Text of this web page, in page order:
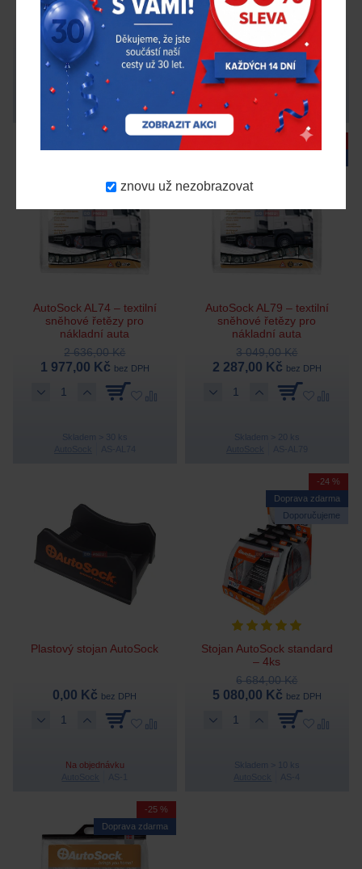
znovu už nezobrazovat
AutoSock
2 801,00 Kč bez DPH
Skladem > 5 ks
AutoSock AS-AL71
2 884,00 Kč
2 163,00 Kč bez DPH
Skladem > 20 ks
AutoSock AL74 – textilní
sněhové řetězy pro
nákladní auta
2 636,00 Kč
1 977,00 Kč bez DPH
Skladem > 30 ks
AutoSock AL79 – textilní
sněhové řetězy pro
nákladní auta
3 049,00 Kč
2 287,00 Kč bez DPH
Skladem > 20 ks
Plastový stojan AutoSock
0,00 Kč bez DPH
Na objednávku
Doprava zdarma
Doporučujeme
-24 %
Stojan AutoSock standard
– 4ks
6 684,00 Kč
5 080,00 Kč bez DPH
Skladem > 10 ks
Doprava zdarma
-25 %